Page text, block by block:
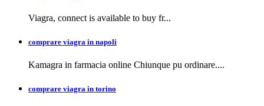
Viagra, connect is available to buy fr...
comprare viagra in napoli
Kamagra in farmacia online Chiunque pu ordinare....
comprare viagra in torino